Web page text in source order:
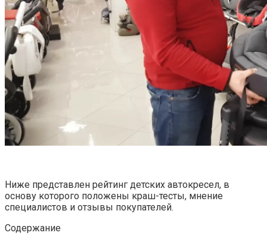
Ниже представлен рейтинг детских автокресел, в
основу которого положены краш-тесты, мнение
специалистов и отзывы покупателей.
Содержание